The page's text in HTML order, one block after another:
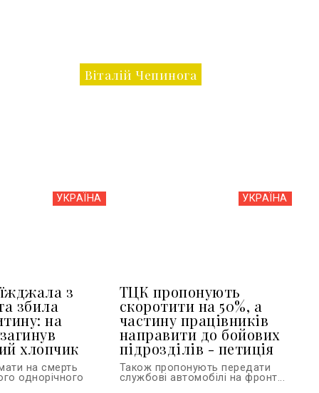
Віталій Чепинога
УКРАЇНА
з
збила
на
хлопчик
на смерть
однорічного
УКРАЇНА
ТЦК пропонують
скоротити на 50%, а
частину працівників
направити до бойових
підрозділів - петиція
Також пропонують передати
службові автомобілі на фронт...